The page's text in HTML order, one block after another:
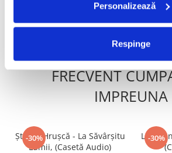
Personalizează
Respinge
FRECVENT
IMPREUNA
-30%
Ștefan Hrușcă - La Săvârșitu
Lumii, (Casetă Audio)
-30%